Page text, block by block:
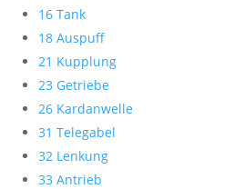
16 Tank
18 Auspuff
21 Kupplung
23 Getriebe
26 Kardanwelle
31 Telegabel
32 Lenkung
33 Antrieb